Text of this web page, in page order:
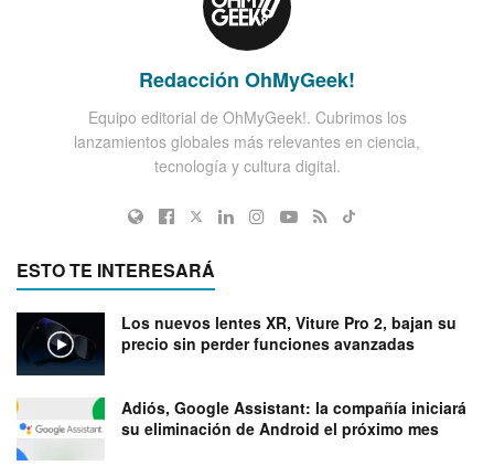
Redacción OhMyGeek!
Equipo editorial de OhMyGeek!. Cubrimos los
lanzamientos globales más relevantes en ciencia,
tecnología y cultura digital.
ESTO TE INTERESARÁ
Los nuevos lentes XR, Viture Pro 2, bajan su
precio sin perder funciones avanzadas
Adiós, Google Assistant: la compañía iniciará
su eliminación de Android el próximo mes